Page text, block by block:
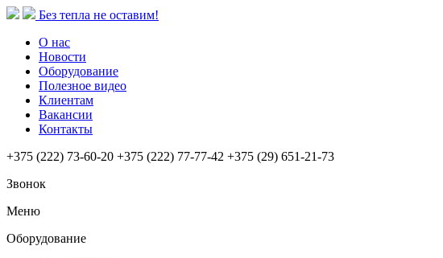
Без тепла не оставим!
О нас
Новости
Оборудование
Полезное видео
Клиентам
Вакансии
Контакты
+375 (222) 73-60-20 +375 (222) 77-77-42 +375 (29) 651-21-73
Звонок
Меню
Оборудование